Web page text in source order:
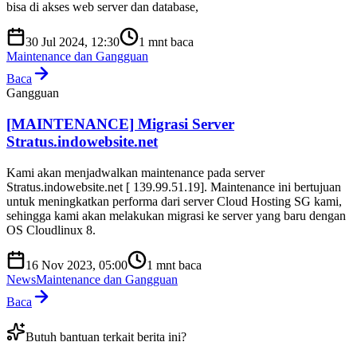
bisa di akses web server dan database,
30 Jul 2024, 12:30 1 mnt baca
Maintenance dan Gangguan
Baca
Gangguan
[MAINTENANCE] Migrasi Server
Stratus.indowebsite.net
Kami akan menjadwalkan maintenance pada server
Stratus.indowebsite.net [ 139.99.51.19]. Maintenance ini bertujuan
untuk meningkatkan performa dari server Cloud Hosting SG kami,
sehingga kami akan melakukan migrasi ke server yang baru dengan
OS Cloudlinux 8.
16 Nov 2023, 05:00 1 mnt baca
NewsMaintenance dan Gangguan
Baca
Butuh bantuan terkait berita ini?